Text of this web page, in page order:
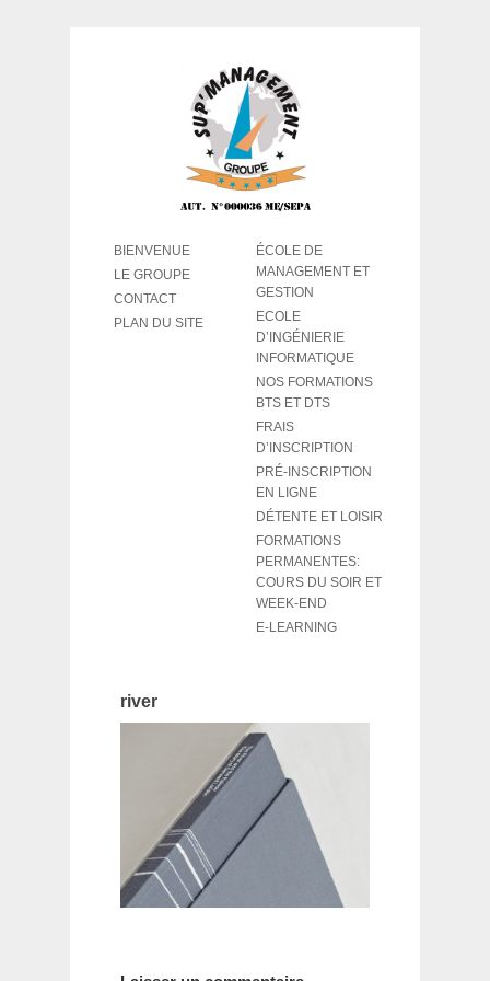
ÉCOLE DE
MANAGEMENT ET
GESTION
ECOLE
D’INGÉNIERIE
INFORMATIQUE
NOS FORMATIONS
BTS ET DTS
FRAIS
D’INSCRIPTION
PRÉ-INSCRIPTION
EN LIGNE
DÉTENTE ET LOISIR
FORMATIONS
PERMANENTES:
COURS DU SOIR ET
WEEK-END
E-LEARNING
BIENVENUE
LE GROUPE
CONTACT
PLAN DU SITE
river